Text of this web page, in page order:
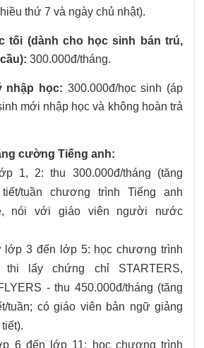
thứ 7 và ngày chủ nhật).
tối (dành cho học sinh bán trú,
300.000đ/tháng.
nhập học: 300.000đ/học sinh (áp
mới nhập học và không hoàn trả
cường Tiếng anh:
1, 2: thu 300.000đ/tháng (tăng
tuần chương trình Tiếng anh
nói với giáo viên người nước
lớp 3 đến lớp 5: học chương trình
thi lấy chứng chỉ STARTERS,
- thu 450.000đ/tháng (tăng
tuần; có giáo viên bản ngữ giảng
6 đến lớp 11: học chương trình